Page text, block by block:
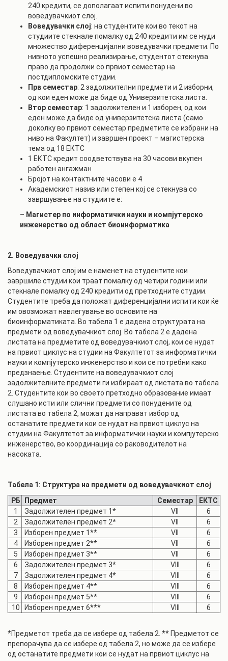
240 кредити, се дополагаат испити понудени во
воведувачкиот слој.
Воведувачки слој: на студентите кои во текот на
студиите стекнале помалку од 240 кредити им се нуди
множество диференцијални воведувачки предмети. По
нивното успешно реализирање, студентот стекнува
право да продолжи со првиот семестар на
постдипломските студии.
Прв семестар: 2 задолжителни предмети и 2 изборни,
од кои еден може да биде од Универзитетска листа.
Втор семестар: 1 задолжителен и 1 изборен, од кои
еден може да биде од универзитетска листа (само
доколку во првиот семестар предметите се избрани на
ниво на Факултет) и завршен проект – магистерска
тема од 18 ЕКТС
1 ЕКТС кредит соодветствува на 30 часови вкупен
работен ангажман
Бројот на контактните часови е 4
Академскиот назив или степен кој се стекнува со
завршување на студиите е:
– Магистер по информатички науки и компјутерско
инженерство од област биоинформатика
2. Воведувачки слој
Воведувачкиот слој им е наменет на студентите кои
завршиле студии кои траат помалку од четири години или
стекнале помалку од 240 кредити од претходните студии.
Студентите треба да положат диференцијални испити кои ќе
им овозможат навлегување во основите на
биоинформатиката. Во табела 1 е дадена структурата на
предмети од воведувачкиот слој. Во табела 2 е дадена
листата на предметите од воведувачкиот слој, кои се нудат
на првиот циклус на студии на Факултетот за информатички
науки и компјутерско инженерство и кои се потребни како
предзнаење. Студентите на воведувачкиот слој
задолжителните предмети ги избираат од листата во табела
2. Студентите кои во своето претходно образование имаат
слушано исти или слични предмети со понудените од
листата во табела 2, можат да направат избор од
останатите предмети кои се нудат на првиот циклус на
студии на Факултетот за информатички науки и компјутерско
инженерство, во координација со раководителот на
насоката.
Табела 1: Структура на предмети од воведувачкиот слој
РБ
Предмет Семестар
ЕКТС
1
Задолжителен предмет 1* VII
6
2
Задолжителен предмет 2* VII
6
3
Изборен предмет 1** VII
6
4
Изборен предмет 2** VII
6
5
Изборен предмет 3** VII
6
6
Задолжителен предмет 3* VIII
6
7
Задолжителен предмет 4* VIII
6
8
Изборен предмет 4** VIII
6
9
Изборен предмет 5** VIII
6
10
Изборен предмет 6*** VIII 6
*Предметот треба да се избере од табела 2. ** Предметот се
препорачува да се избере од табела 2, но може да се избере
од останатите предмети кои се нудат на првиот циклус на